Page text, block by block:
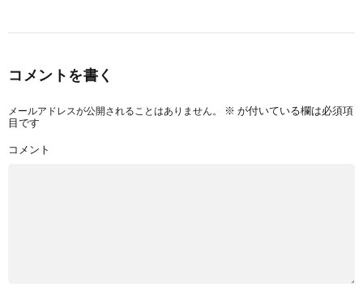
コメントを書く
メールアドレスが公開されることはありません。 ※ が付いている欄は必須項
目です
コメント